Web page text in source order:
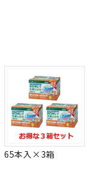
65本入×3箱